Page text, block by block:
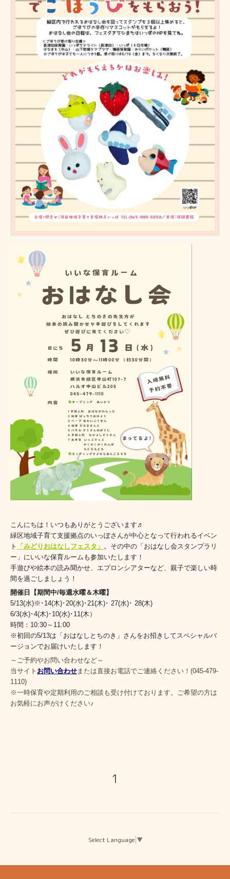
こんにちは！いつもありがとうございます♬
緑区地域子育て支援拠点のいっぽさんが中心となって行われるイベン
ト
「みどりおはなしフェスタ」 。その中の「おはなし会スタンプラリ
ー」にいいな保育ルームも参加いたします！
手遊びや絵本の読み聞かせ、エプロンシアターなど、親子で楽しい時
間を過ごしましょう！
開催日【期間中/毎週水曜＆木曜】
5/13(水)※･14(木)･20(水)･21(木)･ 27(水)･ 28(木)
6/3(水)･4(木)･10(水)･11(木）
時間：10:30～11:00
※初回の5/13は「おはなしとちのき」さんをお招きしてスペシャルバ
ージョンでお届けいたします！
～ご予約やお問い合わせなど～
当サイト お問い合わせまたは直接お電話でご連絡ください！(045-479-
1110)
※一時保育や定期利用のご相談も受け付けております。ご希望の方は
お気軽にお声がけください♪
1
Select Language ▼